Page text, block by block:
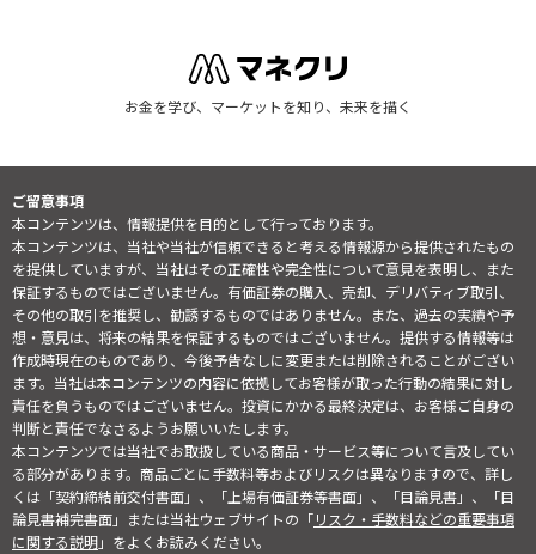
お金を学び、マーケットを知り、未来を描く
ご留意事項
本コンテンツは、情報提供を目的として行っております。
本コンテンツは、当社や当社が信頼できると考える情報源から提供されたもの
を提供していますが、当社はその正確性や完全性について意見を表明し、また
保証するものではございません。有価証券の購入、売却、デリバティブ取引、
その他の取引を推奨し、勧誘するものではありません。また、過去の実績や予
想・意見は、将来の結果を保証するものではございません。提供する情報等は
作成時現在のものであり、今後予告なしに変更または削除されることがござい
ます。当社は本コンテンツの内容に依拠してお客様が取った行動の結果に対し
責任を負うものではございません。投資にかかる最終決定は、お客様ご自身の
判断と責任でなさるようお願いいたします。
本コンテンツでは当社でお取扱している商品・サービス等について言及してい
る部分があります。商品ごとに手数料等およびリスクは異なりますので、詳し
くは「契約締結前交付書面」、「上場有価証券等書面」、「目論見書」、「目
論見書補完書面」または当社ウェブサイトの「リスク・手数料などの重要事項
に関する説明」をよくお読みください。